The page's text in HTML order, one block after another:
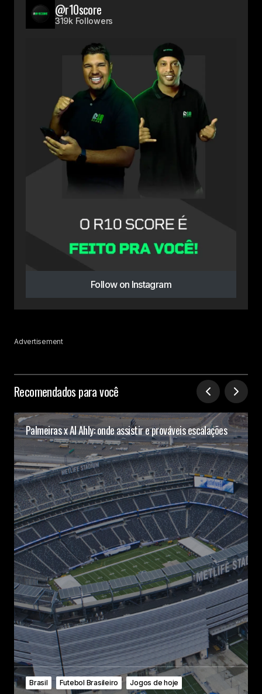
@r10score
319k Followers
Follow on Instagram
Advertisement
Recomendados para você
Palmeiras x Al Ahly: onde assistir e prováveis escalações
Brasil Futebol Brasileiro Jogos de hoje